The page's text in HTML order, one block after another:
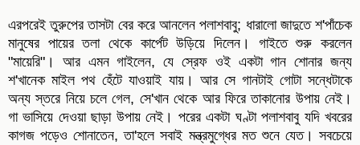
এরপরেই তুরুপের তাসটা বের করে আনলেন পলাশবাবু; ধারালো জাদুতে শ'পাঁচেক
মানুষের পায়ের তলা থেকে কার্পেট উড়িয়ে দিলেন। গাইতে শুরু করলেন
"মায়েরি"। আর এমন গাইলেন, যে স্রেফ ওই একটা গান শোনার জন্য
শ'খানেক মাইল পথ হেঁটে যাওয়াই যায়। আর সে গানটাই গোটা সন্ধেটাকে
অন্য স্তরে নিয়ে চলে গেল, সে'খান থেকে আর ফিরে তাকানোর উপায় নেই।
গা ভাসিয়ে দেওয়া ছাড়া উপায় নেই। পরের একটা ঘণ্টা পলাশবাবু যদি খবরের
কাগজ পড়েও শোনাতেন, তা'হলে সবাই মন্ত্রমুগ্ধের মত শুনে যেত। সবচেয়ে